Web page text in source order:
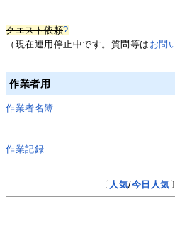
クエスト依頼?
（現在運用停止中です。質問等は お問
作業者用
作業者名簿
作業記録
〔 人気/今日人気